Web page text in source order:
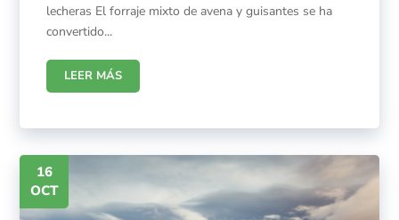
lecheras El forraje mixto de avena y guisantes se ha
convertido...
LEER MÁS
16
OCT